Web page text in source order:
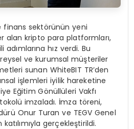
finans sektörünün yeni
alan kripto para platformları,
hız verdi. Bu
ve kurumsal müşteriler
sunan WhiteBIT TR’den
işlemleri iyilik hareketine
Eğitim Gönüllüleri Vakfı
imzaladı. İmza töreni,
Onur Turan ve TEGV Genel
katılımıyla gerçekleştirildi.